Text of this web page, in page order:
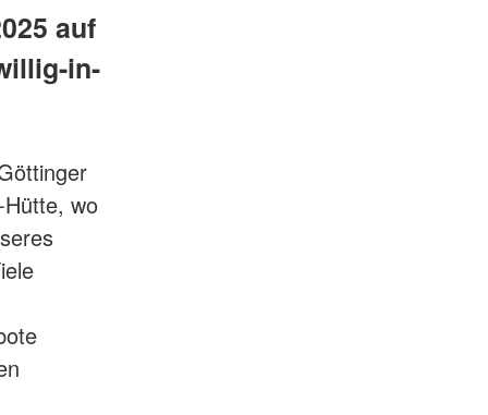
auf
in-
wo